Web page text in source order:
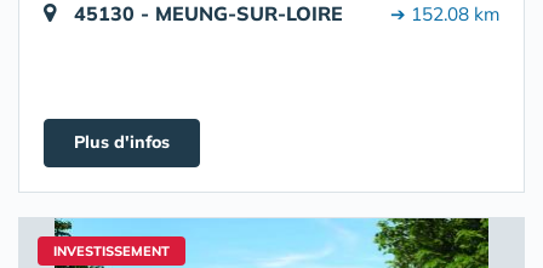
45130 - MEUNG-SUR-LOIRE ➔ 152.08 km
Plus d'infos
INVESTISSEMENT